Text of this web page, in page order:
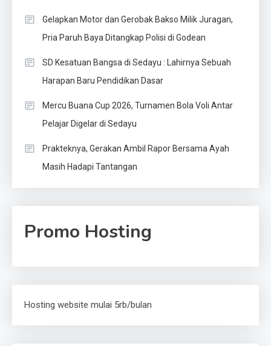
Gelapkan Motor dan Gerobak Bakso Milik Juragan,
Pria Paruh Baya Ditangkap Polisi di Godean
SD Kesatuan Bangsa di Sedayu : Lahirnya Sebuah
Harapan Baru Pendidikan Dasar
Mercu Buana Cup 2026, Turnamen Bola Voli Antar
Pelajar Digelar di Sedayu
Prakteknya, Gerakan Ambil Rapor Bersama Ayah
Masih Hadapi Tantangan
Promo Hosting
Hosting website mulai 5rb/bulan